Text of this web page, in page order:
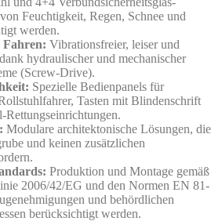
Feuchtigkeit, Regen, Schnee und
werden.
Fahren: Vibrationsfreier, leiser und
hydraulischer und mechanischer
(Screw-Drive).
Spezielle Bedienpanels für
Tasten mit Blindenschrift
Modulare architektonische Lösungen, die
und keinen zusätzlichen
Produktion und Montage gemäß
2006/42/EG und den Normen EN 81-
und behördlichen
berücksichtigt werden.